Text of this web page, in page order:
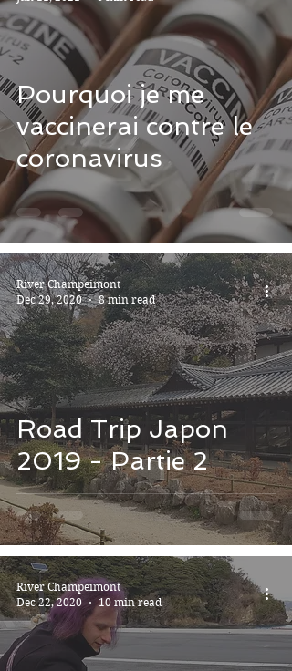
Pourquoi je me
vaccinerai contre le
coronavirus
Road Trip Japon
2019 - Partie 2
River Champeimont
Dec 29, 2020
8 min read
River Champeimont
Dec 22, 2020
10 min read